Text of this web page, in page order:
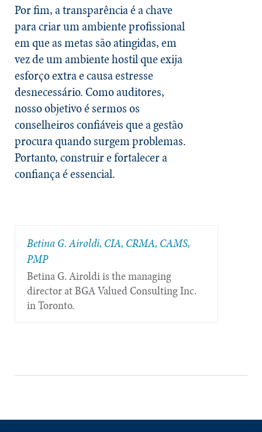
Por fim, a transparência é a chave
para criar um ambiente profissional
em que as metas são atingidas, em
vez de um ambiente hostil que exija
esforço extra e causa estresse
desnecessário. Como auditores,
nosso objetivo é sermos os
conselheiros confiáveis que a gestão
procura quando surgem problemas.
Portanto, construir e fortalecer a
confiança é essencial.
Betina G. Airoldi, CIA, CRMA, CAMS,
PMP
Betina G. Airoldi is the managing
director at BGA Valued Consulting Inc.
in Toronto.